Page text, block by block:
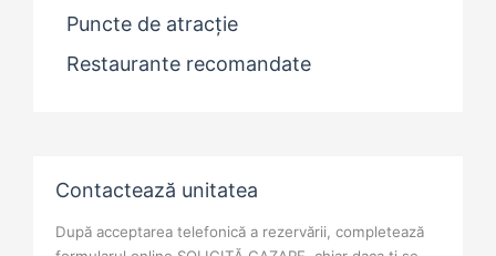
Puncte de atracție
Restaurante recomandate
Contactează unitatea
După acceptarea telefonică a rezervării, completează